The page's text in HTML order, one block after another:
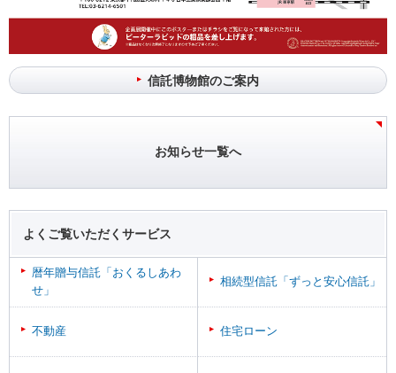
信託博物館のご案内
お知らせ一覧へ
よくご覧いただくサービス
暦年贈与信託「おくるしあわ
せ」
相続型信託「ずっと安心信託」
不動産 住宅ローン